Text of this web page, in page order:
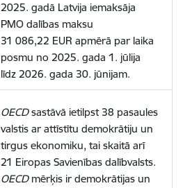
2025. gadā Latvija iemaksāja
PMO dalības maksu
31 086,22 EUR apmērā par laika
posmu no 2025. gada 1. jūlija
līdz 2026. gada 30. jūnijam.
OECDsastāvā ietilpst 38 pasaules
valstis ar attīstītu demokrātiju un
tirgus ekonomiku, tai skaitā arī
21 Eiropas Savienības dalībvalsts.
OECDmērķis ir demokrātijas un